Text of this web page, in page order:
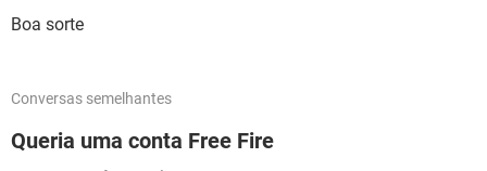
Boa sorte
Conversas semelhantes
Queria uma conta Free Fire